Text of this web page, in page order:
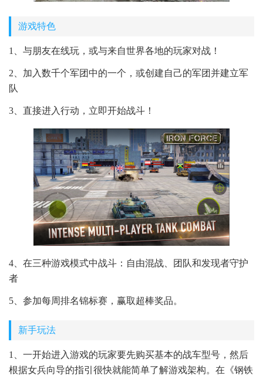
游戏特色
1、与朋友在线玩，或与来自世界各地的玩家对战！
2、加入数千个军团中的一个，或创建自己的军团并建立军
队
3、直接进入行动，立即开始战斗！
4、在三种游戏模式中战斗：自由混战、团队和发现者守护
者
5、参加每周排名锦标赛，赢取超棒奖品。
新手玩法
1、一开始进入游戏的玩家要先购买基本的战车型号，然后
根据女兵向导的指引很快就能简单了解游戏架构。在《钢铁